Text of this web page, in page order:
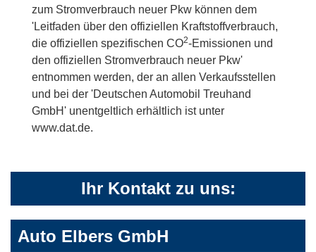
zum Stromverbrauch neuer Pkw können dem
'Leitfaden über den offiziellen Kraftstoffverbrauch,
die offiziellen spezifischen CO2-Emissionen und
den offiziellen Stromverbrauch neuer Pkw'
entnommen werden, der an allen Verkaufsstellen
und bei der 'Deutschen Automobil Treuhand
GmbH' unentgeltlich erhältlich ist unter
www.dat.de.
Ihr Kontakt zu uns:
Auto Elbers GmbH